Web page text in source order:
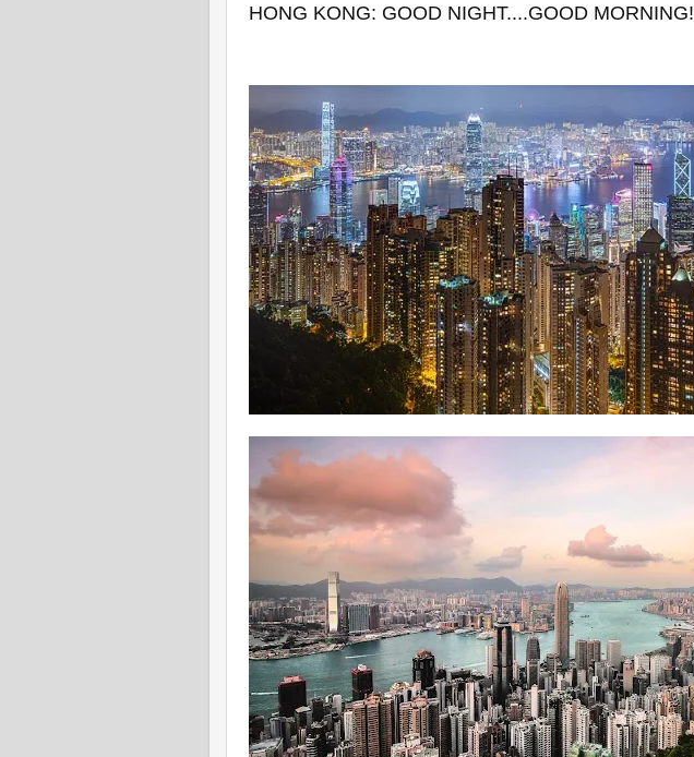
HONG KONG: GOOD NIGHT....GOOD MORNING!